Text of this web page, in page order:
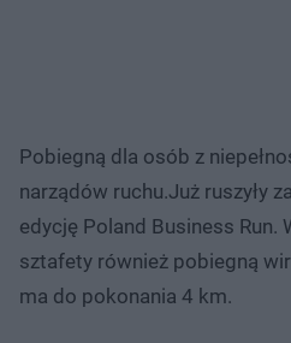
Pobiegną dla osób z
narządów ruchu.Już ruszyły
edycję Poland Business Run.
sztafety również pobiegną
ma do pokonania 4 km.